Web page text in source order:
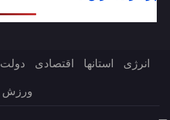
انرژی استانها اقتصادی دولت
ورزش